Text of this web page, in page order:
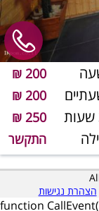
200 ₪
200 ₪
250 ₪
התקשר
הצהרת נגישות
function